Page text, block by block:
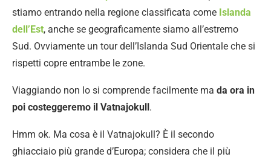
stiamo entrando nella regione classificata come Islanda
dell’Est, anche se geograficamente siamo all’estremo
Sud. Ovviamente un tour dell’Islanda Sud Orientale che si
rispetti copre entrambe le zone.
Viaggiando non lo si comprende facilmente ma da ora in
poi costeggeremo il Vatnajokull .
Hmm ok. Ma cosa è il Vatnajokull? È il secondo
ghiacciaio più grande d’Europa; considera che il più